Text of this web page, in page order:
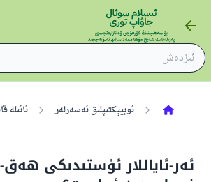
ئوبيېكتىپلىق ئەسەرلەر ئائىلە
ئەر-ئاياللار ئۈستىدىكى